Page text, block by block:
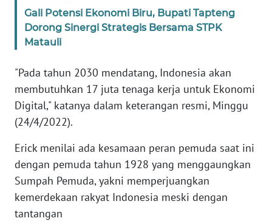
Gali Potensi Ekonomi Biru, Bupati Tapteng
Dorong Sinergi Strategis Bersama STPK
Matauli
"Pada tahun 2030 mendatang, Indonesia akan
membutuhkan 17 juta tenaga kerja untuk Ekonomi
Digital," katanya dalam keterangan resmi, Minggu
(24/4/2022).
Erick menilai ada kesamaan peran pemuda saat ini
dengan pemuda tahun 1928 yang menggaungkan
Sumpah Pemuda, yakni memperjuangkan
kemerdekaan rakyat Indonesia meski dengan
tantangan
DISCLAIMER
Wahana
Regional
SUMUT
WN
JAKARTA
WN
JABAR